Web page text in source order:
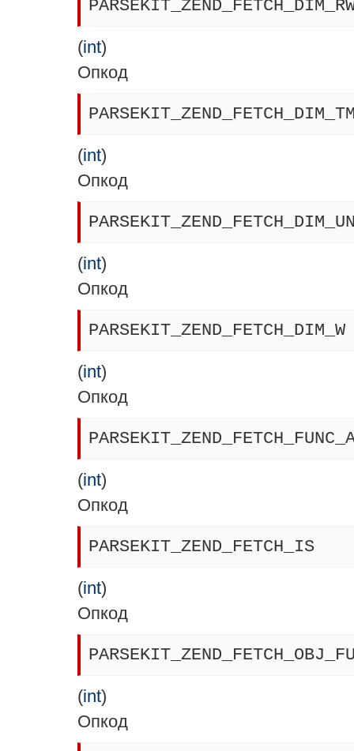
(int)
Опкод
(int)
Опкод
(int)
Опкод
PARSEKIT_ZEND_FETCH_DIM_W
(int)
Опкод
(int)
Опкод
PARSEKIT_ZEND_FETCH_IS
(int)
Опкод
(int)
Опкод